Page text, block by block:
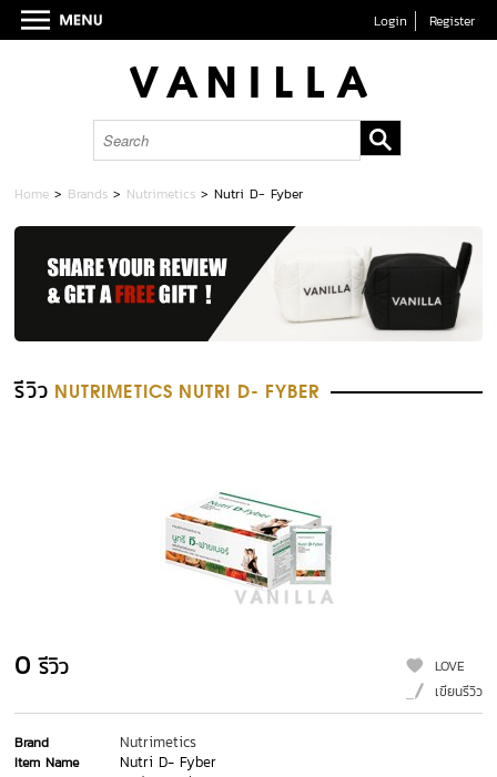
Login Register
Home > Brands > Nutrimetics >Nutri D- Fyber
รีวิว NUTRIMETICS NUTRI D- FYBER
0 รีวิว
LOVE
เขียนรีวิว
Brand Nutrimetics
Item Name Nutri D- Fyber